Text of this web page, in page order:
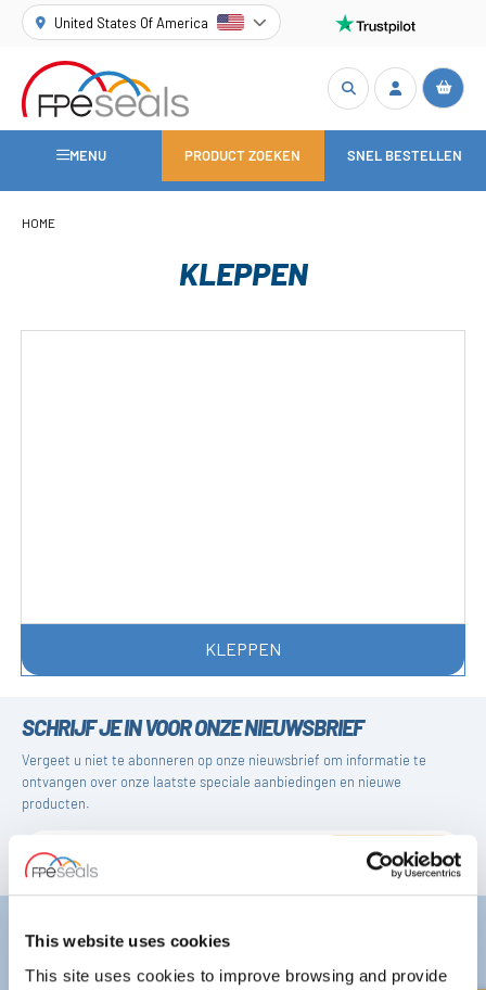
This website uses cookies
This site uses cookies to improve browsing and provide
United States Of America
MENU PRODUCT ZOEKEN SNEL BESTELLEN
HOME
KLEPPEN
KLEPPEN
SCHRIJF JE IN VOOR ONZE NIEUWSBRIEF
Vergeet u niet te abonneren op onze nieuwsbrief om informatie te
ontvangen over onze laatste speciale aanbiedingen en nieuwe
producten.
ABONNEREN
Telefoon:+44 (0) 1325 282732
Email:sales@fpeseals.com
Email: